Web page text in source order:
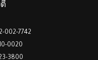
7742
0020
3800